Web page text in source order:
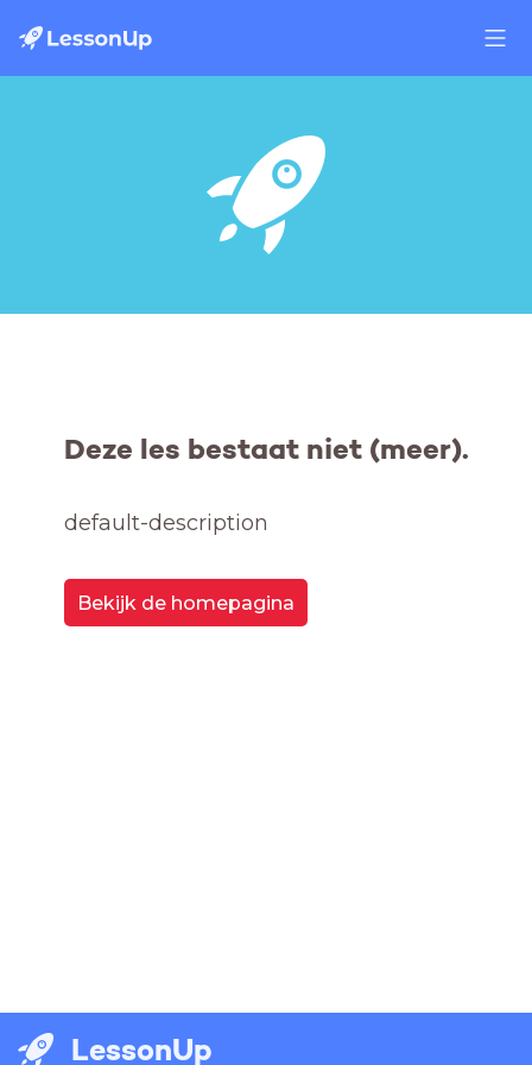
Deze les bestaat niet (meer).
default-description
Bekijk de homepagina
LessonUp